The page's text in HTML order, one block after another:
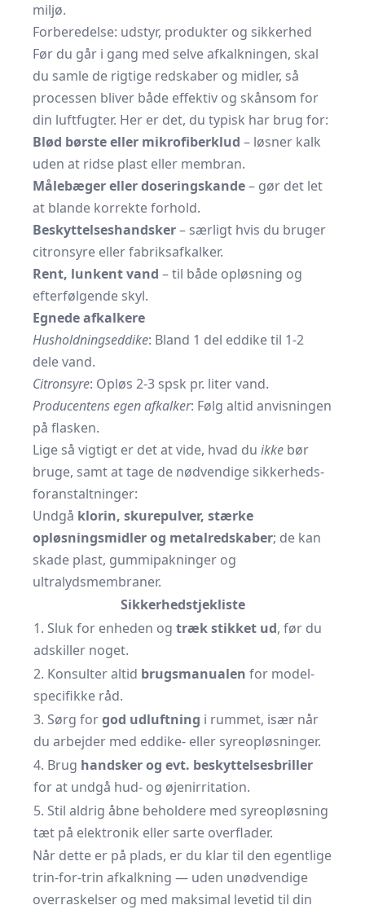
miljø.
Forberedelse: udstyr, produkter og sikkerhed
Før du går i gang med selve afkalkningen, skal
du samle de rigtige redskaber og midler, så
processen bliver både effektiv og skånsom for
din luftfugter. Her er det, du typisk har brug for:
Blød børste eller mikrofiberklud – løsner kalk
uden at ridse plast eller membran.
Målebæger eller doseringskande– gør det let
at blande korrekte forhold.
Beskyttelseshandsker– særligt hvis du bruger
citronsyre eller fabriks­afkalker.
Rent, lunkent vand – til både opløsning og
efterfølgende skyl.
Egnede afkalkere
Husholdningseddike: Bland 1 del eddike til 1-2
dele vand.
Citronsyre: Opløs 2-3 spsk pr. liter vand.
Producentens egen afkalker: Følg altid anvisningen
på flasken.
Lige så vigtigt er det at vide, hvad du ikke bør
bruge, samt at tage de nødvendige sikkerheds­
foranstaltninger:
Undgå klorin, skurepulver, stærke
opløsningsmidler og metalredskaber; de kan
skade plast, gummipakninger og
ultralydsmembraner.
Sikkerhedstjekliste
1. Sluk for enheden og træk stikket ud, før du
adskiller noget.
2. Konsulter altid brugs­manualen for model­
specifikke råd.
3. Sørg forgod udluftning i rummet, især når
du arbejder med eddike- eller syreopløsninger.
4. Brug handsker og evt. beskyttelsesbriller
for at undgå hud- og øjenirritation.
5. Stil aldrig åbne beholdere med syreopløsning
tæt på elektronik eller sarte overflader.
Når dette er på plads, er du klar til den egentlige
trin-for-trin afkalkning — uden unødvendige
overraskelser og med maksimal levetid til din